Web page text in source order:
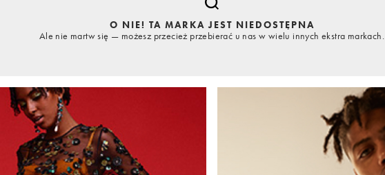
O NIE! TA MARKA JEST NIEDOSTĘPNA
Ale nie martw się — możesz przecież przebierać u nas w wielu innych ekstra markach.